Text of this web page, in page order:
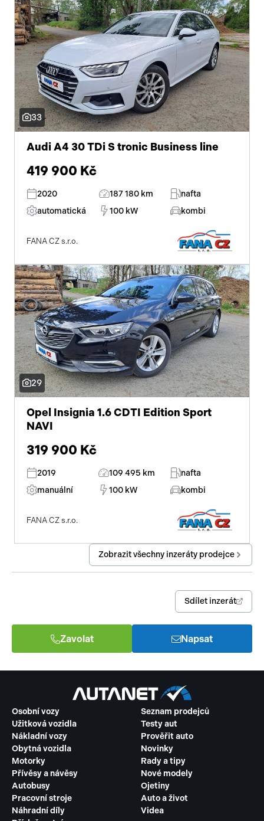
33
Audi A4 30 TDi S tronic Business line
419 900 Kč
2020 187 180 km
nafta
automatická
100 kW kombi
FANA CZ s.r.o.
29
Opel Insignia 1.6 CDTI Edition Sport
NAVI
319 900 Kč
2019 109 495 km
nafta
manuální
100 kW kombi
FANA CZ s.r.o.
Zobrazit všechny inzeráty prodejce
Sdílet inzerát
Zavolat Napsat
Osobní vozy
Užitková vozidla
Nákladní vozy
Obytná vozidla
Motorky
Přívěsy a návěsy
Autobusy
Pracovní stroje
Náhradní díly
Seznam prodejců
Testy aut
Prověřit auto
Novinky
Rady a tipy
Nové modely
Ojetiny
Auto a život
Videa